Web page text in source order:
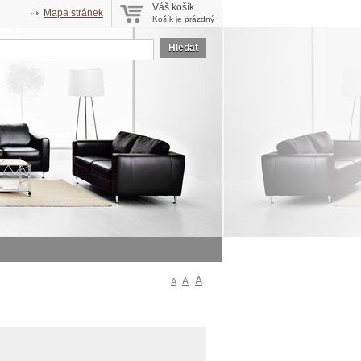
Váš košík
Košík je prázdný
Mapa stránek
Hledat
A A A